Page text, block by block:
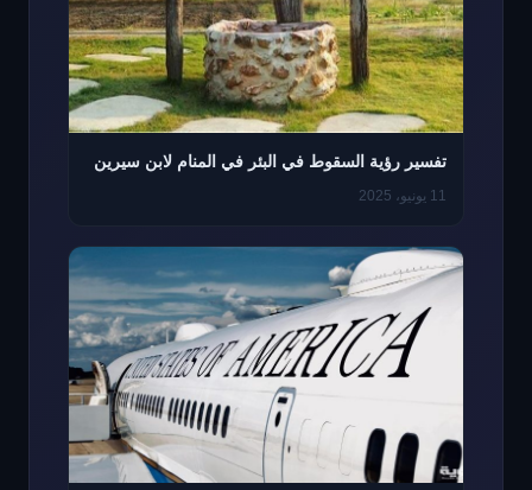
تفسير رؤية السقوط في البئر في المنام لابن سيرين
11 يونيو، 2025